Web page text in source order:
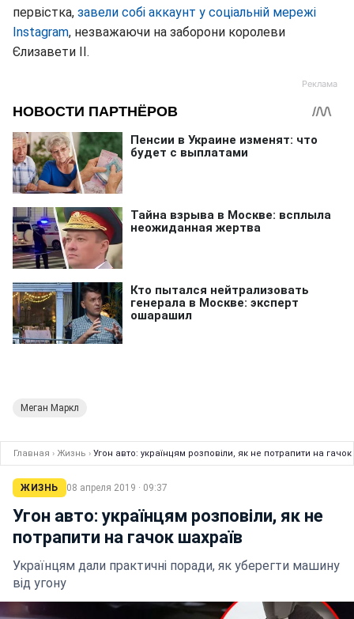
первістка, завели собі аккаунт у соціальній мережі
Instagram, незважаючи на заборони королеви
Єлизавети II.
Меган Маркл
Главная › Жизнь › Угон авто: українцям розповіли, як не потрапити на гачок
ЖИЗНЬ 08 апреля 2019 · 09:37
Угон авто: українцям розповіли, як не
потрапити на гачок шахраїв
Українцям дали практичні поради, як уберегти машину
від угону